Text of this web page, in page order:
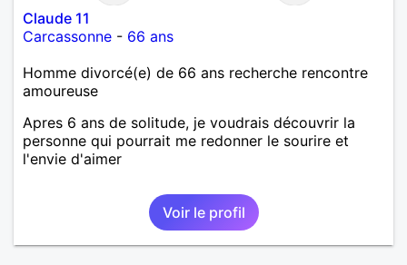
Claude 11
Carcassonne - 66 ans
Homme divorcé(e) de 66 ans recherche rencontre
amoureuse
Apres 6 ans de solitude, je voudrais découvrir la
personne qui pourrait me redonner le sourire et
l'envie d'aimer
Voir le profil